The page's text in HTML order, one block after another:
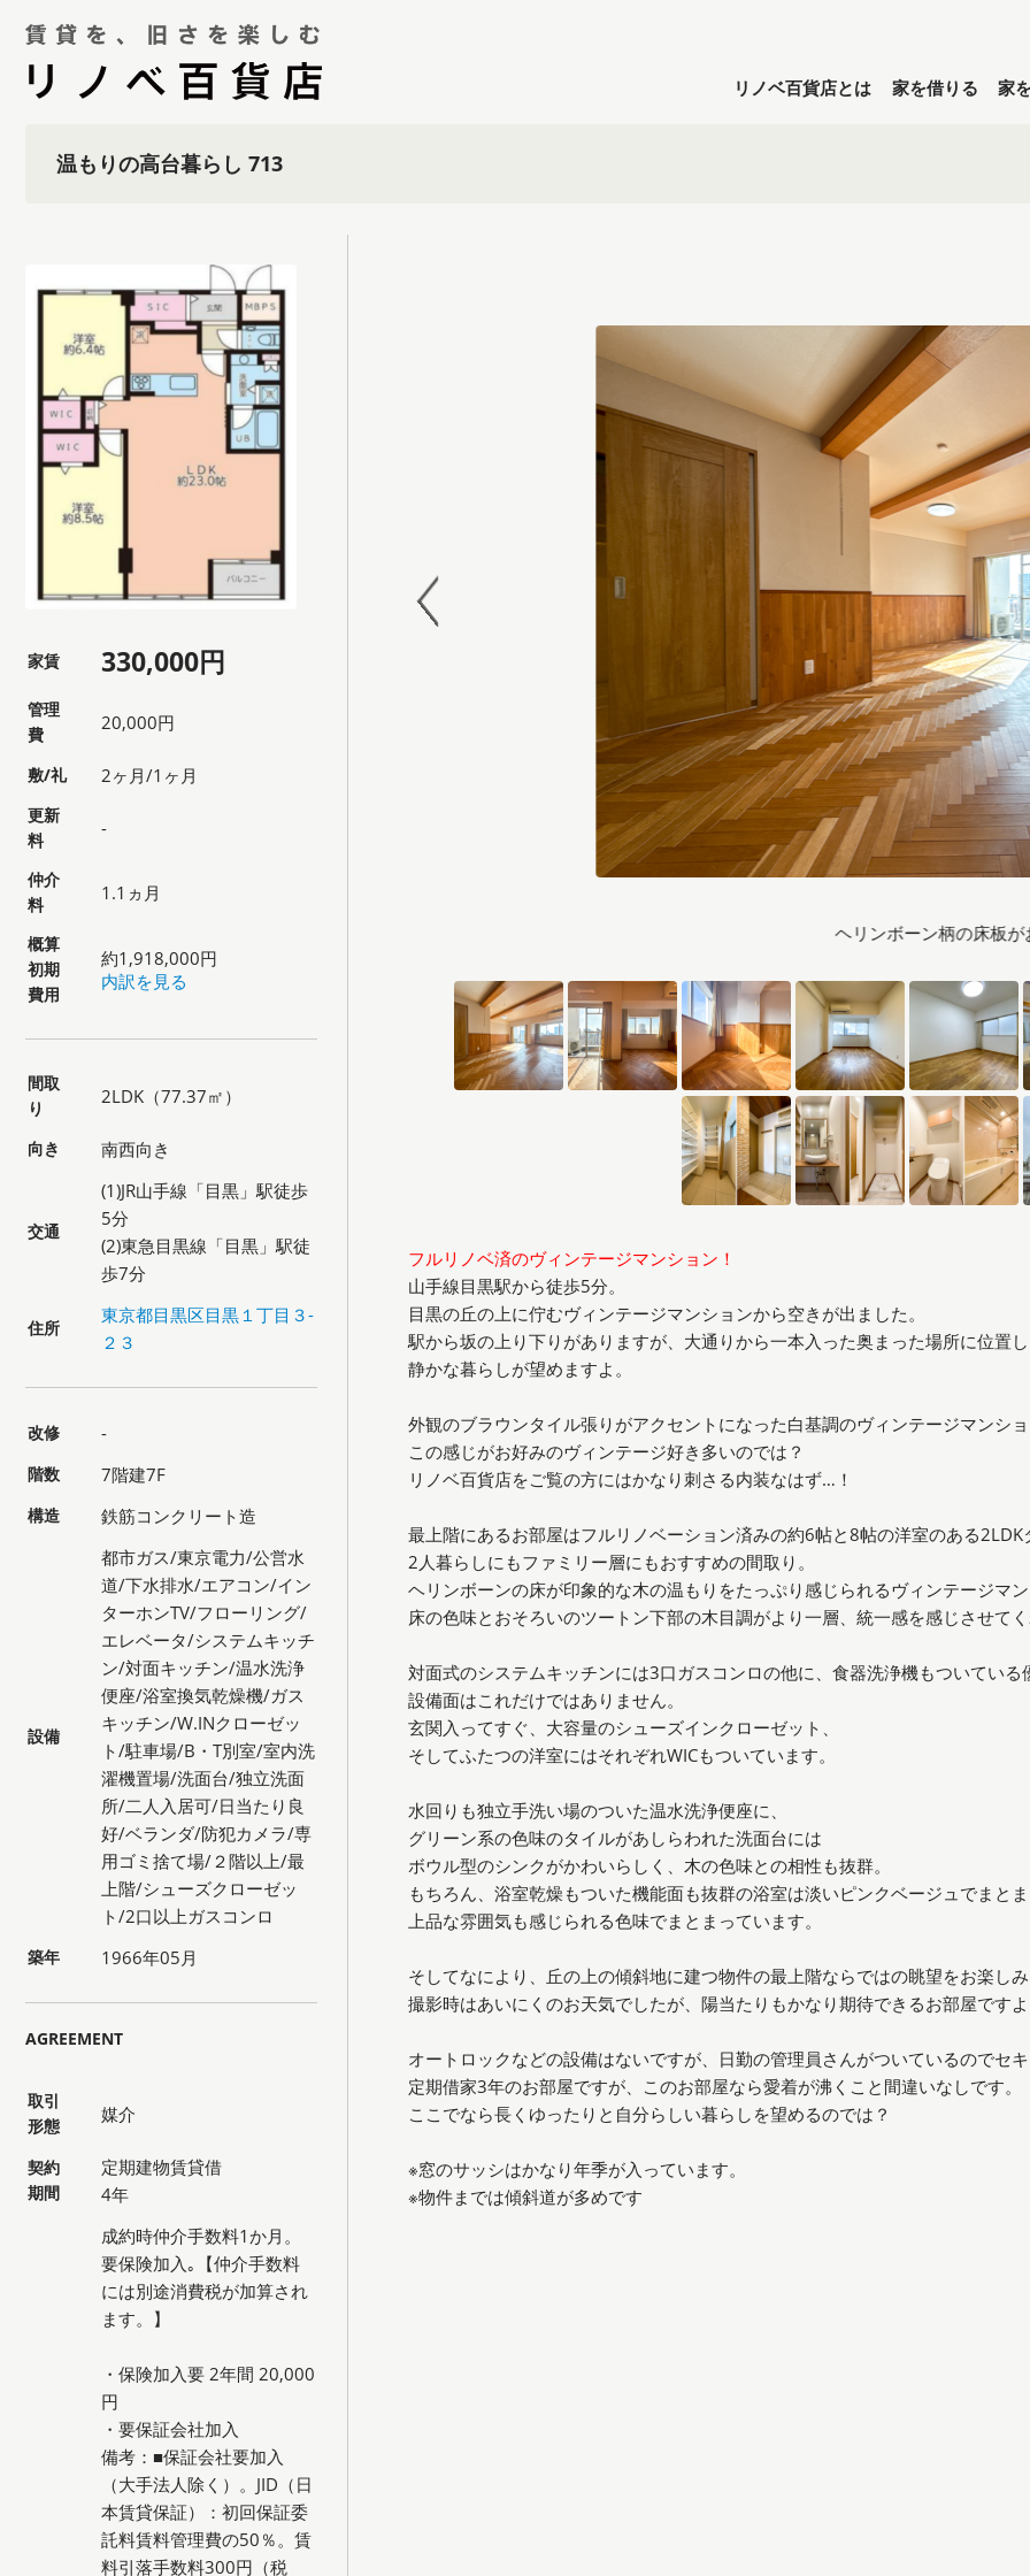
リノベ百貨店とは 家を借りる 家
温もりの高台暮らし 713
家賃 330,000円
管理
費
20,000円
敷/礼 2ヶ月/1ヶ月
更新
料
-
仲介
料
1.1ヵ月
概算
初期
費用
約1,918,000円
内訳を見る
間取
り
2LDK（77.37㎡）
向き 南西向き
交通
(1)JR山手線「目黒」駅徒歩
5分
(2)東急目黒線「目黒」駅徒
歩7分
住所
東京都目黒区目黒１丁目３-
２３
改修 -
階数 7階建7F
構造 鉄筋コンクリート造
設備
都市ガス/東京電力/公営水
道/下水排水/エアコン/イン
ターホンTV/フローリング/
エレベータ/システムキッチ
ン/対面キッチン/温水洗浄
便座/浴室換気乾燥機/ガス
キッチン/W.INクローゼッ
ト/駐車場/B・T別室/室内洗
濯機置場/洗面台/独立洗面
所/二人入居可/日当たり良
好/ベランダ/防犯カメラ/専
用ゴミ捨て場/２階以上/最
上階/シューズクローゼッ
ト/2口以上ガスコンロ
築年 1966年05月
AGREEMENT
取引
形態
媒介
契約
期間
定期建物賃貸借
4年
成約時仲介手数料1か月。
要保険加入｡【仲介手数料
には別途消費税が加算され
ます。】
・保険加入要 2年間 20,000
円
・要保証会社加入
備考：■保証会社要加入
（大手法人除く）。JID（日
本賃貸保証）：初回保証委
託料賃料管理費の50％。賃
料引落手数料300円（税
ヘリンボーン柄の床板が
フルリノベ済のヴィンテージマンション！
山手線目黒駅から徒歩5分。
目黒の丘の上に佇むヴィンテージマンションから空きが出ました。
駅から坂の上り下りがありますが、大通りから一本入った奥まった場所に位置し
静かな暮らしが望めますよ。
外観のブラウンタイル張りがアクセントになった白基調のヴィンテージマンシ
この感じがお好みのヴィンテージ好き多いのでは？
リノベ百貨店をご覧の方にはかなり刺さる内装なはず…！
最上階にあるお部屋はフルリノベーション済みの約6帖と8帖の洋室のある2LDK
2人暮らしにもファミリー層にもおすすめの間取り。
ヘリンボーンの床が印象的な木の温もりをたっぷり感じられるヴィンテージマ
床の色味とおそろいのツートン下部の木目調がより一層、統一感を感じさせて
対面式のシステムキッチンには3口ガスコンロの他に、食器洗浄機もついている
設備面はこれだけではありません。
玄関入ってすぐ、大容量のシューズインクローゼット、
そしてふたつの洋室にはそれぞれWICもついています。
水回りも独立手洗い場のついた温水洗浄便座に、
グリーン系の色味のタイルがあしらわれた洗面台には
ボウル型のシンクがかわいらしく、木の色味との相性も抜群。
もちろん、浴室乾燥もついた機能面も抜群の浴室は淡いピンクベージュでまと
上品な雰囲気も感じられる色味でまとまっています。
そしてなにより、丘の上の傾斜地に建つ物件の最上階ならではの眺望をお楽し
撮影時はあいにくのお天気でしたが、陽当たりもかなり期待できるお部屋です
オートロックなどの設備はないですが、日勤の管理員さんがついているのでセ
定期借家3年のお部屋ですが、このお部屋なら愛着が沸くこと間違いなしです。
ここでなら長くゆったりと自分らしい暮らしを望めるのでは？
※窓のサッシはかなり年季が入っています。
※物件までは傾斜道が多めです